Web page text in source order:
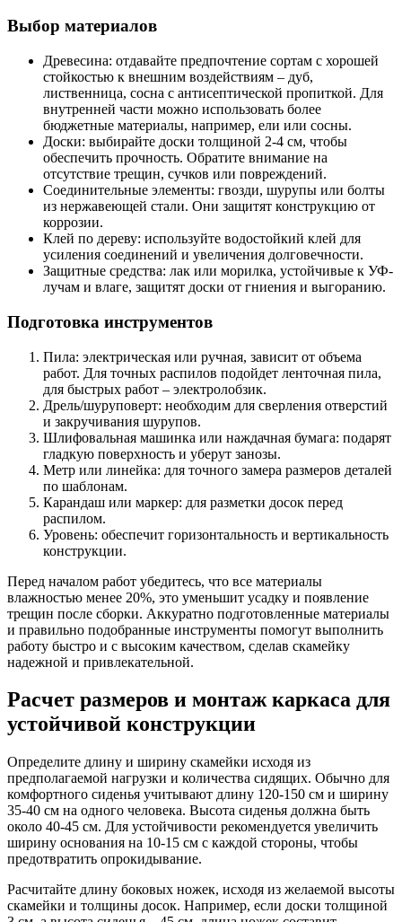
Выбор материалов
Древесина: отдавайте предпочтение сортам с хорошей
стойкостью к внешним воздействиям – дуб,
лиственница, сосна с антисептической пропиткой. Для
внутренней части можно использовать более
бюджетные материалы, например, ели или сосны.
Доски: выбирайте доски толщиной 2-4 см, чтобы
обеспечить прочность. Обратите внимание на
отсутствие трещин, сучков или повреждений.
Соединительные элементы: гвозди, шурупы или болты
из нержавеющей стали. Они защитят конструкцию от
коррозии.
Клей по дереву: используйте водостойкий клей для
усиления соединений и увеличения долговечности.
Защитные средства: лак или морилка, устойчивые к УФ-
лучам и влаге, защитят доски от гниения и выгоранию.
Подготовка инструментов
Пила: электрическая или ручная, зависит от объема
работ. Для точных распилов подойдет ленточная пила,
для быстрых работ – электролобзик.
Дрель/шуруповерт: необходим для сверления отверстий
и закручивания шурупов.
Шлифовальная машинка или наждачная бумага: подарят
гладкую поверхность и уберут занозы.
Метр или линейка: для точного замера размеров деталей
по шаблонам.
Карандаш или маркер: для разметки досок перед
распилом.
Уровень: обеспечит горизонтальность и вертикальность
конструкции.
Перед началом работ убедитесь, что все материалы
влажностью менее 20%, это уменьшит усадку и появление
трещин после сборки. Аккуратно подготовленные материалы
и правильно подобранные инструменты помогут выполнить
работу быстро и с высоким качеством, сделав скамейку
надежной и привлекательной.
Расчет размеров и монтаж каркаса для
устойчивой конструкции
Определите длину и ширину скамейки исходя из
предполагаемой нагрузки и количества сидящих. Обычно для
комфортного сиденья учитывают длину 120-150 см и ширину
35-40 см на одного человека. Высота сиденья должна быть
около 40-45 см. Для устойчивости рекомендуется увеличить
ширину основания на 10-15 см с каждой стороны, чтобы
предотвратить опрокидывание.
Расчитайте длину боковых ножек, исходя из желаемой высоты
скамейки и толщины досок. Например, если доски толщиной